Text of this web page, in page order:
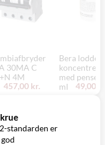
30MA C
4M
457,00 kr.
Bera
med pensel,
ml
49,00
standarden er